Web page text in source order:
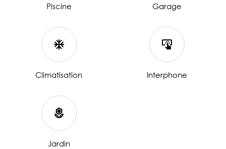
Piscine Garage
Climatisation Interphone
Jardin